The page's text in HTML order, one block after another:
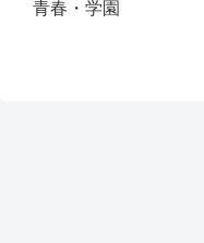
青春・学園